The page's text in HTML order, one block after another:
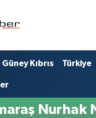
Güney Kıbrıs Türkiye
Nurhak